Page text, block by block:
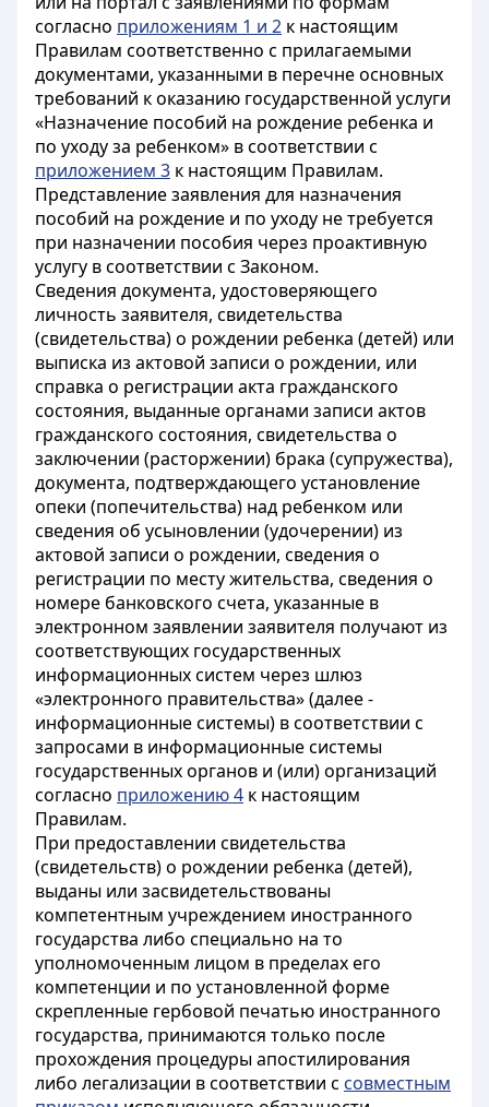
согласно приложениям 1 и 2 к настоящим
Правилам соответственно с прилагаемыми
документами, указанными в перечне основных
требований к оказанию государственной услуги
«Назначение пособий на рождение ребенка и
по уходу за ребенком» в соответствии с
приложением 3 к настоящим Правилам.
Представление заявления для назначения
пособий на рождение и по уходу не требуется
при назначении пособия через проактивную
услугу в соответствии с Законом.
Сведения документа, удостоверяющего
личность заявителя, свидетельства
(свидетельства) о рождении ребенка (детей) или
выписка из актовой записи о рождении, или
справка о регистрации акта гражданского
состояния, выданные органами записи актов
гражданского состояния, свидетельства о
заключении (расторжении) брака (супружества),
документа, подтверждающего установление
опеки (попечительства) над ребенком или
сведения об усыновлении (удочерении) из
актовой записи о рождении, сведения о
регистрации по месту жительства, сведения о
номере банковского счета, указанные в
электронном заявлении заявителя получают из
соответствующих государственных
информационных систем через шлюз
«электронного правительства» (далее -
информационные системы) в соответствии с
запросами в информационные системы
государственных органов и (или) организаций
согласно приложению 4 к настоящим
Правилам.
При предоставлении свидетельства
(свидетельств) о рождении ребенка (детей),
выданы или засвидетельствованы
компетентным учреждением иностранного
государства либо специально на то
уполномоченным лицом в пределах его
компетенции и по установленной форме
скрепленные гербовой печатью иностранного
государства, принимаются только после
прохождения процедуры апостилирования
либо легализации в соответствии с совместным